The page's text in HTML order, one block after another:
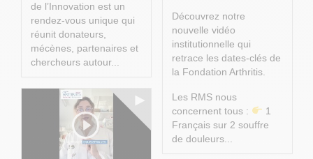
de l’Innovation est un
rendez-vous unique qui
réunit donateurs,
mécènes, partenaires et
chercheurs autour...
Découvrez notre
nouvelle vidéo
institutionnelle qui
retrace les dates-clés de
la Fondation Arthritis.
Les RMS nous
concernent tous :
1
Français sur 2 souffre
de douleurs...